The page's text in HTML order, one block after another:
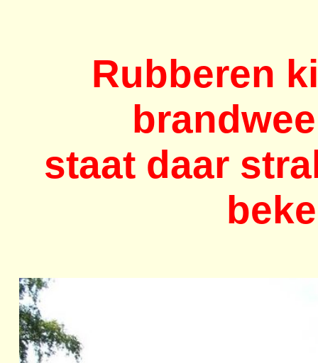
Rubberen
staat daar